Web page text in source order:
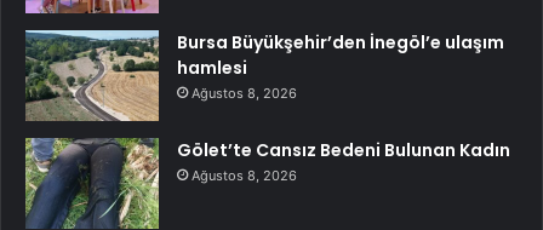
Bursa Büyükşehir’den İnegöl’e ulaşım
hamlesi
Ağustos 8, 2026
Gölet’te Cansız Bedeni Bulunan Kadın
Ağustos 8, 2026